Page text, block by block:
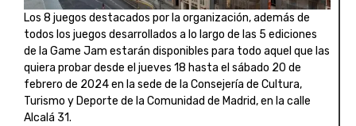
Los 8 juegos destacados por la organización, además de
todos los juegos desarrollados a lo largo de las 5 ediciones
de la Game Jam estarán disponibles para todo aquel que las
quiera probar desde el jueves 18 hasta el sábado 20 de
febrero de 2024 en la sede de la Consejería de Cultura,
Turismo y Deporte de la Comunidad de Madrid, en la calle
Alcalá 31.